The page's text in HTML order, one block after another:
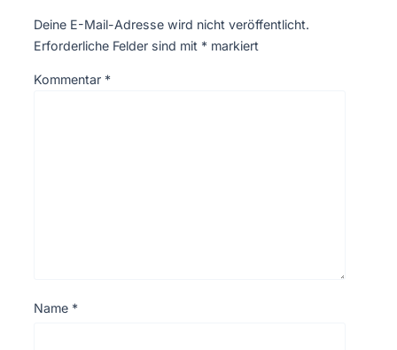
Deine E-Mail-Adresse wird nicht veröffentlicht.
Erforderliche Felder sind mit * markiert
Kommentar *
Name *